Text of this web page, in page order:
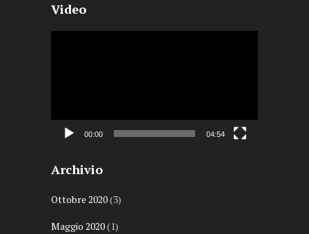
Video
00:00 04:54
Archivio
Ottobre 2020(3)
Maggio 2020(1)